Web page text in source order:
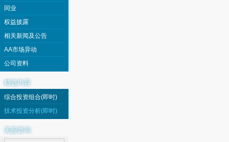
同业
权益披露
相关新闻及公告
AA市场异动
公司资料
精选内容
综合投资组合(即时)
技术投资分析(即时)
美股查询